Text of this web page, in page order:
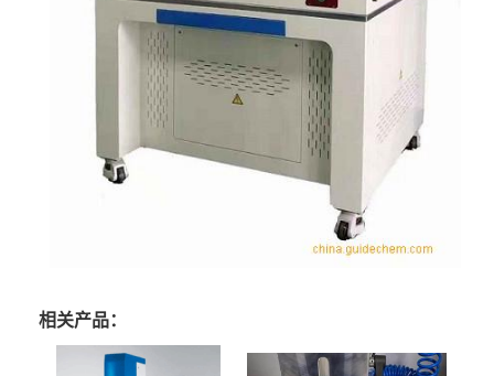
相关产品：